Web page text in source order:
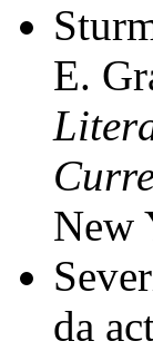
E.
New
da